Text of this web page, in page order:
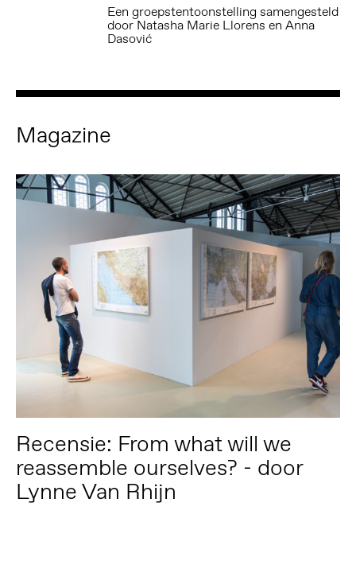
Een groepstentoonstelling samengesteld
door Natasha Marie Llorens en Anna
Dasović
Magazine
Recensie: From what will we
reassemble ourselves? - door
Lynne Van Rhijn